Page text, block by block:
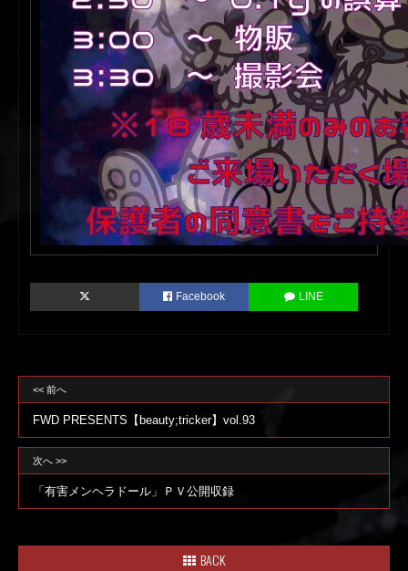
Facebook LINE
<< 前へ
FWD PRESENTS【beauty;tricker】vol.93
次へ >>
「有害メンヘラドール」ＰＶ公開収録
BACK